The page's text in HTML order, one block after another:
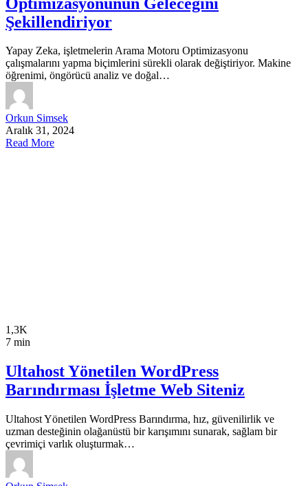
Şekillendiriyor
Yapay Zeka, işletmelerin Arama Motoru Optimizasyonu
çalışmalarını yapma biçimlerini sürekli olarak değiştiriyor. Makine
öğrenimi, öngörücü analiz ve doğal…
Orkun Simsek
Aralık 31, 2024
Read More
1,3K
7 min
Ultahost Yönetilen WordPress
Barındırması İşletme Web Siteniz
Ultahost Yönetilen WordPress Barındırma, hız, güvenilirlik ve
uzman desteğinin olağanüstü bir karışımını sunarak, sağlam bir
çevrimiçi varlık oluşturmak…